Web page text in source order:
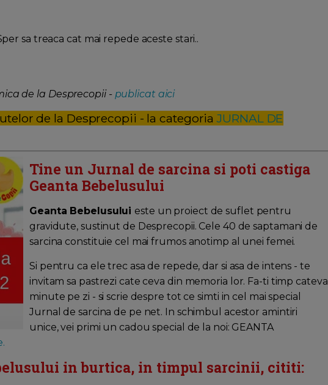
sa treaca cat mai repede aceste stari..
de la Desprecopii - publicat aici
de la Desprecopii - la categoriaJURNAL DE
Tine un Jurnal de sarcina si poti castiga
Geanta Bebelusului
Geanta Bebelusului este un proiect de suflet pentru
gravidute, sustinut de Desprecopii. Cele 40 de saptamani de
sarcina constituie cel mai frumos anotimp al unei femei.
Si pentru ca ele trec asa de repede, dar si asa de intens - te
invitam sa pastrezi cate ceva din memoria lor. Fa-ti timp cateva
minute pe zi - si scrie despre tot ce simti in cel mai special
Jurnal de sarcina de pe net. In schimbul acestor amintiri
unice, vei primi un cadou special de la noi: GEANTA
in burtica, in timpul sarcinii, cititi: